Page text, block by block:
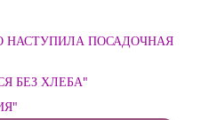
НАСТУПИЛА ПОСАДОЧНАЯ
БЕЗ ХЛЕБА"